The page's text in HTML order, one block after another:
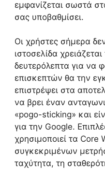
εμφανίζεται σωστά
σας υποβαθμίσει.
Οι χρήστες σήμερα
ιστοσελίδα
δευτερόλεπτα για να
επισκεπτών θα την
επιστρέψει στα
να βρει έναν
«pogo-sticking» και
για την Google.
χρησιμοποιεί τα
συγκεκριμένων
ταχύτητα, τη